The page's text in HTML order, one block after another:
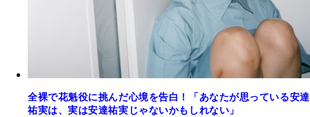
全裸で花魁役に挑んだ心境を告白！「あなたが思っている安達
祐実は、実は安達祐実じゃないかもしれない」